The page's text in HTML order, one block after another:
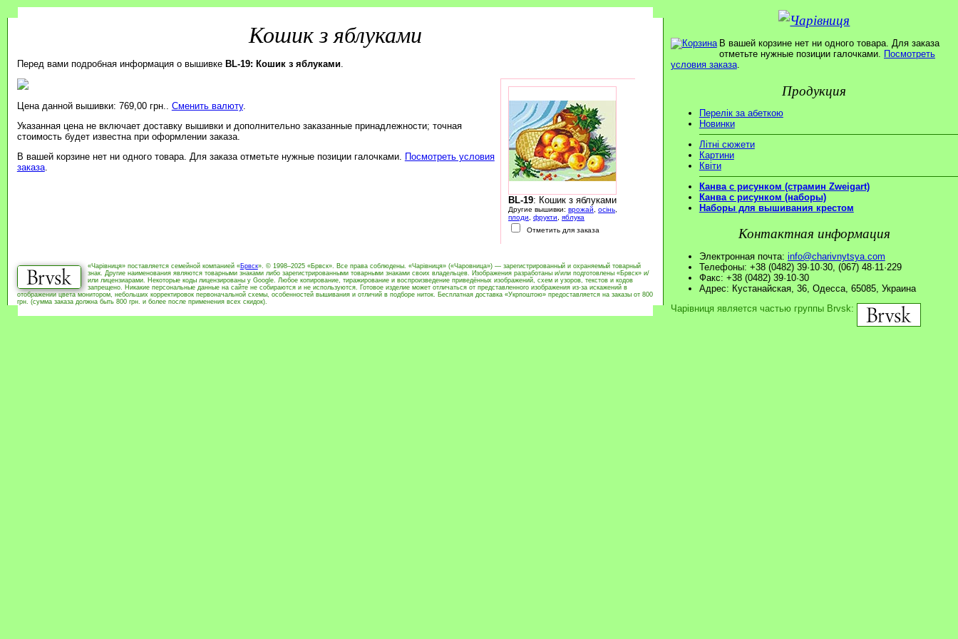
Кошик з яблуками
Перед вами подробная информация о вышивке BL-19: Кошик з яблуками.
BL-19: Кошик з яблуками
Другие вышивки: врожай осінь
плоди
фрукти
яблука
Отметить для заказа
Цена данной вышивки: 769,00 грн.. Сменить валюту.
Указанная цена не включает доставку вышивки и дополнительно заказанные принадлежности; точная
стоимость будет известна при оформлении заказа.
В вашей корзине нет ни одного товара. Для заказа отметьте нужные позиции галочками.
Посмотреть условия
заказа.
«Чарівниця» поставляется семейной компанией «Брвск». © 1998–2025 «Брвск». Все права соблюдены. «Чарівниця» («Чаровница») — зарегистрированный и охраняемый товарный
знак. Другие наименования являются товарными знаками либо зарегистрированными товарными знаками своих владельцев. Изображения разработаны и/или подготовлены «Брвск» и/
или лицензиарами. Некоторые коды лицензированы у Google. Любое копирование, тиражирование и воспроизведение приведённых изображений, схем и узоров, текстов и кодов
запрещено. Никакие персональные данные на сайте не собираются и не используются. Готовое изделие может отличаться от представленного изображения из-за искажений в
отображении цвета монитором, небольших корректировок первоначальной схемы, особенностей вышивания и отличий в подборе ниток. Бесплатная доставка «Укрпоштою» предоставляется на заказы от 800
грн. (сумма заказа должна быть 800 грн. и более после применения всех скидок).
В вашей корзине нет ни одного товара. Для заказа
отметьте нужные позиции галочками. Посмотреть
условия заказа.
Продукция
Перелік за абеткою
Новинки
Літні сюжети
Картини
Квіти
Канва с рисунком (страмин Zweigart)
Канва с рисунком (наборы)
Наборы для вышивания крестом
Контактная информация
Электронная почта: info@charivnytsya.com
Телефоны: +38 (0482) 39·10·30, (067) 48·11·229
Факс: +38 (0482) 39·10·30
Адрес: Кустанайская, 36, Одесса, 65085, Украина
Чарівниця является частью группы Brvsk: